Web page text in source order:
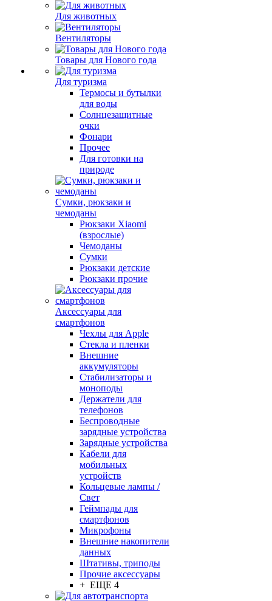
Для животных
Вентиляторы
Товары для Нового года
Для туризма
Термосы и бутылки
для воды
Солнцезащитные
очки
Фонари
Прочее
Для готовки на
природе
Сумки, рюкзаки и
чемоданы
Рюкзаки Xiaomi
(взрослые)
Чемоданы
Сумки
Рюкзаки детские
Рюкзаки прочие
Аксессуары для
смартфонов
Чехлы для Apple
Стекла и пленки
Внешние
аккумуляторы
Стабилизаторы и
моноподы
Держатели для
телефонов
Беспроводные
зарядные устройства
Зарядные устройства
Кабели для
мобильных
устройств
Кольцевые лампы /
Свет
Геймпады для
смартфонов
Микрофоны
Внешние накопители
данных
Штативы, триподы
Прочие аксессуары
+ ЕЩЕ 4